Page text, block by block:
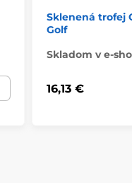
Sklenená trofej
Golf
Skladom v e-
16,13 €